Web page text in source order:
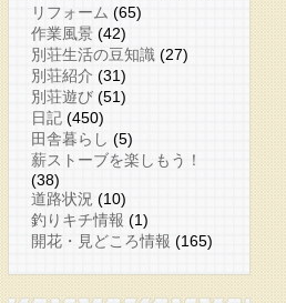
リフォーム (65)
作業風景 (42)
別荘生活の豆知識 (27)
別荘紹介 (31)
別荘遊び (51)
日記 (450)
田舎暮らし (5)
薪ストーブを楽しもう！
(38)
道路状況 (10)
釣りキチ情報 (1)
開花・見どころ情報 (165)